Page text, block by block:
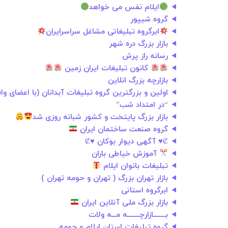
ایلام نفس می خواهد
گروه شیپور
ابرگروه تبلیغاتی مشاغل سراسرایران
بازار بزرگ دره شهر
رسانه راز پرش
کانون تبلیغات ایران زمین
بازارچه بزرگ انلاین
اولین و بزرگترین گروه تبلیغات آبدانان (با اعضای
“در امتداد شب”
بازار بزرگ پایتخت و کشور شبانه روزی شد
گروه صنعت ساختمان ایران
₡♥ آگهی دیوار بوکان ♥₡
آموزش خیاطی باران
تبلیغات بانوان ایلام
بازار تهران بزرگ ( تهران و حومه تهران )
ابرگروه استانی
بازار بزرگ ملی آنلاین ایران
بــــــــازارچــــــــه مـــه ولات